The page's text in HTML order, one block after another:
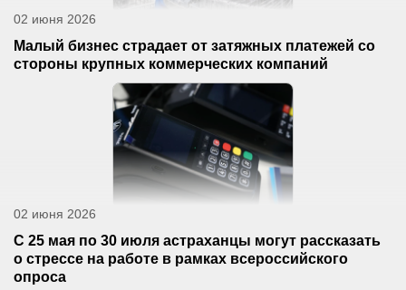
02 июня 2026
Малый бизнес страдает от затяжных платежей со
стороны крупных коммерческих компаний
02 июня 2026
С 25 мая по 30 июля астраханцы могут рассказать
о стрессе на работе в рамках всероссийского
опроса